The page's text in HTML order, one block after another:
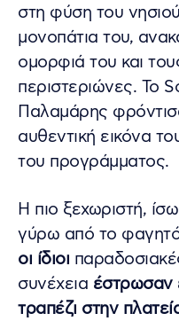
στη φύση του
μονοπάτια του,
ομορφιά του και
περιστεριώνες. Το
Παλαμάρης
αυθεντική εικόνα
του προγράμματος.
Η πιο ξεχωριστή,
γύρω από το
οι ίδιοι
συνέχεια έστρωσαν
τραπέζι στην